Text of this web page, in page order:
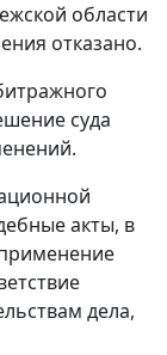
области
отказано.
суда
акты, в
дела,